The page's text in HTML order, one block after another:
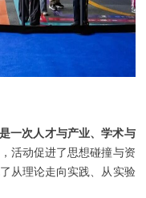
一次人才与产业、学术与
活动促进了思想碰撞与资
从理论走向实践、从实验